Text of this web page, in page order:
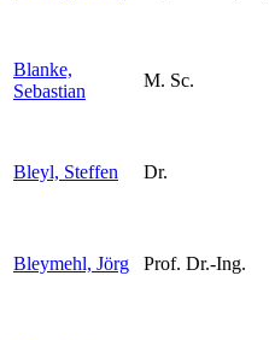
Blanke,
Sebastian
M. Sc.
Bleyl, Steffen Dr.
Bleymehl, Jörg Prof. Dr.-Ing.